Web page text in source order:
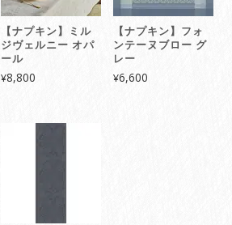
【ナプキン】ミル
ジヴェルニー オパ
ール
¥8,800
【ナプキン】フォ
ンテーヌブロー グ
レー
¥6,600